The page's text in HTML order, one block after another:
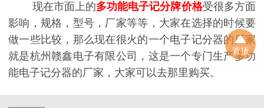
现在市面上的多功能电子记分牌价格受很多方面
影响，规格，型号，厂家等等，大家在选择的时候要
做一些比较，那么现在很火的一个电子记分器的厂家
就是杭州赣鑫电子有限公司，这是一个专门生产多功
能电子记分器的厂家，大家可以去那里购买。
置顶